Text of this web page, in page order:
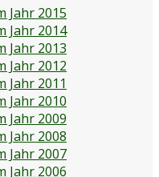
Jahr 2015
Jahr 2014
Jahr 2013
Jahr 2012
Jahr 2011
Jahr 2010
Jahr 2009
Jahr 2008
Jahr 2007
Jahr 2006